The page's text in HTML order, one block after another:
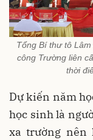
Tổng Bí thư tô
công Trường liên
thời
Dự kiến năm
học sinh là
xa trường nên